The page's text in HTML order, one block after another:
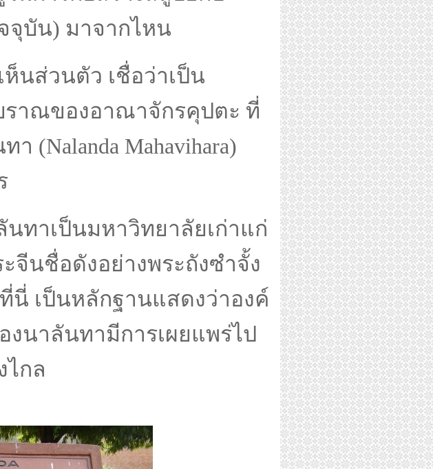
จุบัน) มาจากไหน
ส่วนตัว เชื่อว่าเป็น
ราณของอาณาจักรคุปตะ ที่
(Nalanda Mahavihara)
าเป็นมหาวิทยาลัยเก่าแก่
จีนชื่อดังอย่างพระถังซำจั้ง
นี่ เป็นหลักฐานแสดงว่าองค์
นาลันทามีการเผยแพร่ไป
กล